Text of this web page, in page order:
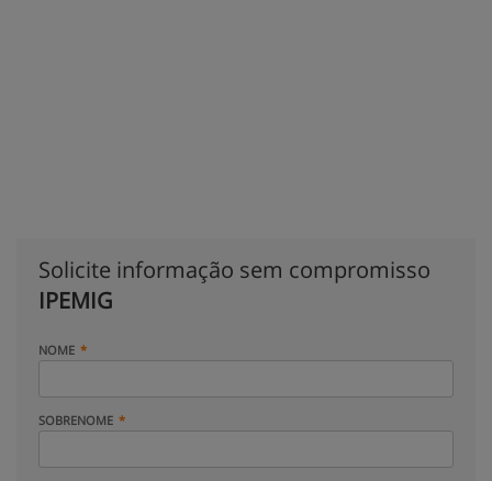
Solicite informação sem compromisso
IPEMIG
NOME
SOBRENOME